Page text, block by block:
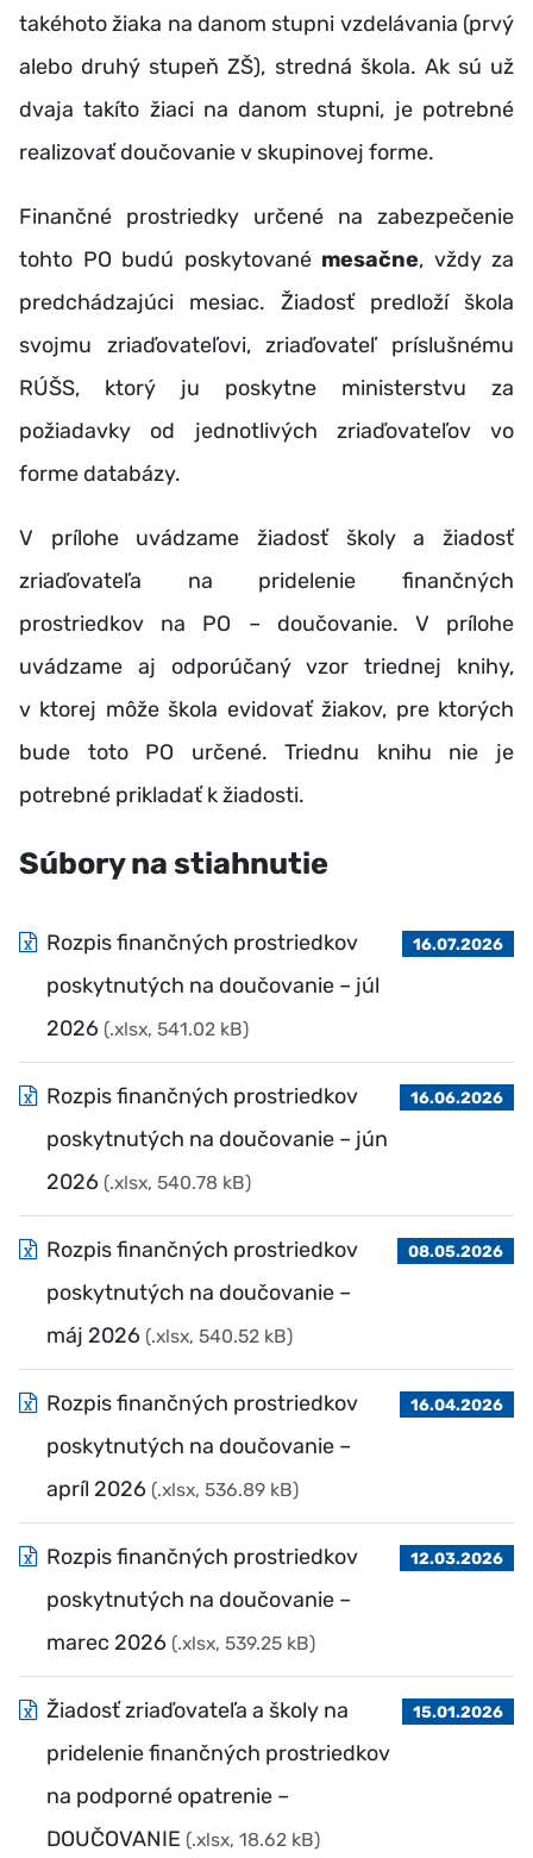
takéhoto žiaka na danom stupni vzdelávania (prvý
alebo druhý stupeň ZŠ), stredná škola. Ak sú už
dvaja takíto žiaci na danom stupni, je potrebné
realizovať doučovanie v skupinovej forme.
Finančné prostriedky určené na zabezpečenie
tohto PO budú poskytované mesačne, vždy za
predchádzajúci mesiac. Žiadosť predloží škola
svojmu zriaďovateľovi, zriaďovateľ príslušnému
RÚŠS, ktorý ju poskytne ministerstvu za
požiadavky od jednotlivých zriaďovateľov vo
forme databázy.
V prílohe uvádzame žiadosť školy a žiadosť
zriaďovateľa na pridelenie finančných
prostriedkov na PO – doučovanie. V prílohe
uvádzame aj odporúčaný vzor triednej knihy,
v ktorej môže škola evidovať žiakov, pre ktorých
bude toto PO určené. Triednu knihu nie je
potrebné prikladať k žiadosti.
Súbory na stiahnutie
Rozpis finančných prostriedkov
poskytnutých na doučovanie – júl
2026 (.xlsx, 541.02 kB)
16.07.2026
Rozpis finančných prostriedkov
poskytnutých na doučovanie – jún
2026 (.xlsx, 540.78 kB)
16.06.2026
Rozpis finančných prostriedkov
poskytnutých na doučovanie –
máj 2026 (.xlsx, 540.52 kB)
08.05.2026
Rozpis finančných prostriedkov
poskytnutých na doučovanie –
apríl 2026 (.xlsx, 536.89 kB)
16.04.2026
Rozpis finančných prostriedkov
poskytnutých na doučovanie –
marec 2026 (.xlsx, 539.25 kB)
12.03.2026
Žiadosť zriaďovateľa a školy na
pridelenie finančných prostriedkov
na podporné opatrenie –
DOUČOVANIE (.xlsx, 18.62 kB)
15.01.2026